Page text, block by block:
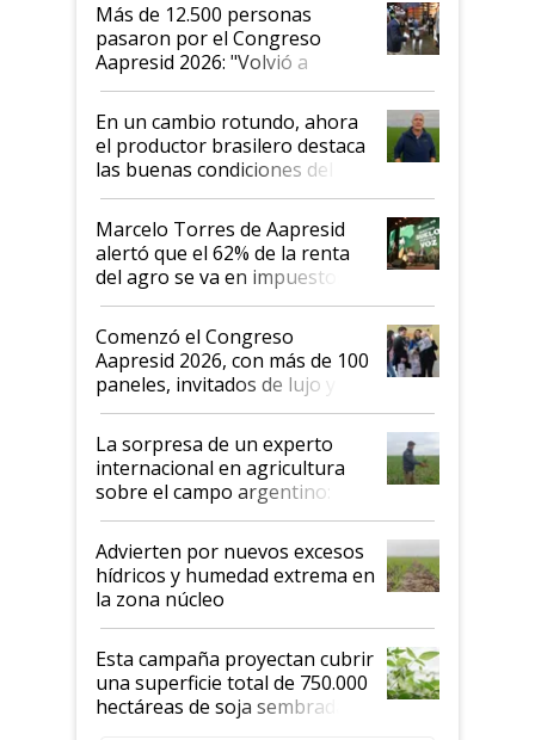
Más de 12.500 personas
pasaron por el Congreso
Aapresid 2026: "Volvió a
demostrar que hablar del
suelo es hablar de todo el
sistema productivo"
En un cambio rotundo, ahora
el productor brasilero destaca
las buenas condiciones del
agro argentino para invertir:
"Los veo más motivados"
Marcelo Torres de Aapresid
alertó que el 62% de la renta
del agro se va en impuestos:
"No es bueno que en
Argentina se sigan discutiendo
las mismas cosas de hace 50
años"
Comenzó el Congreso
Aapresid 2026, con más de 100
paneles, invitados de lujo y
todas las tendencias
La sorpresa de un experto
internacional en agricultura
sobre el campo argentino:
"Estoy muy impresionado"
Advierten por nuevos excesos
hídricos y humedad extrema en
la zona núcleo
Esta campaña proyectan cubrir
una superficie total de 750.000
hectáreas de soja sembradas